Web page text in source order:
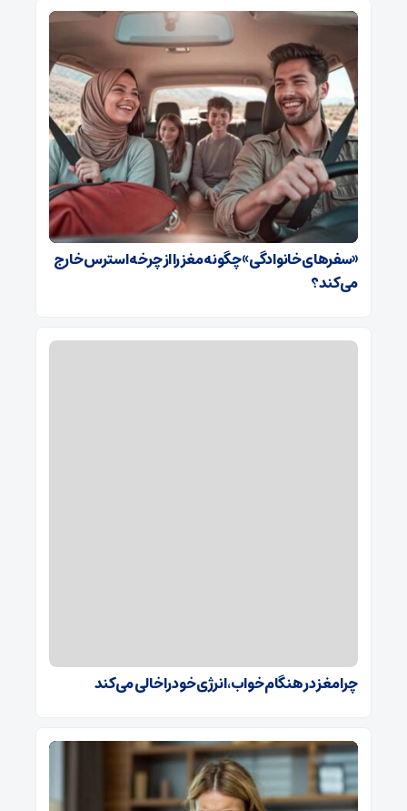
«سفرهای خانوادگی» چگونه مغز را از چرخه استرس خارج
می‌کند؟
چرا مغز در هنگام خواب، انرژی خود را خالی می‌کند